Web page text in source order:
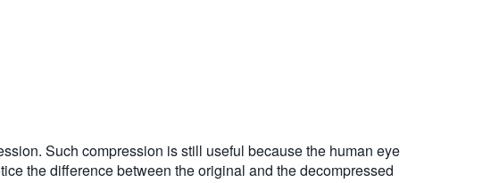
Such compression is still useful because the human eye
the difference between the original and the decompressed